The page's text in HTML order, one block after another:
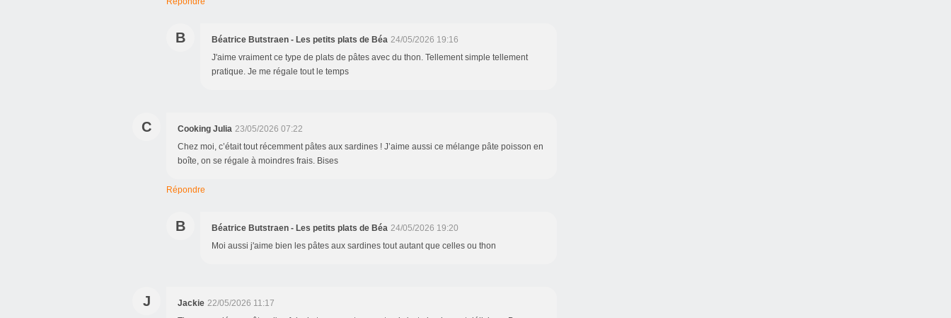
B Béatrice Butstraen - Les petits plats de Béa 24/05/2026 19:16
J'aime vraiment ce type de plats de pâtes avec du thon. Tellement simple tellement
pratique. Je me régale tout le temps
C Cooking Julia 23/05/2026 07:22
Chez moi, c’était tout récemment pâtes aux sardines ! J’aime aussi ce mélange pâte poisson en
boîte, on se régale à moindres frais. Bises
Répondre
B Béatrice Butstraen - Les petits plats de Béa 24/05/2026 19:20
Moi aussi j'aime bien les pâtes aux sardines tout autant que celles ou thon
J Jackie 22/05/2026 11:17